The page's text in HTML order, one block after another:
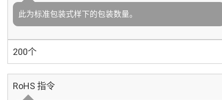
此为标准包装式样下的包装数量。
200个
RoHS 指令